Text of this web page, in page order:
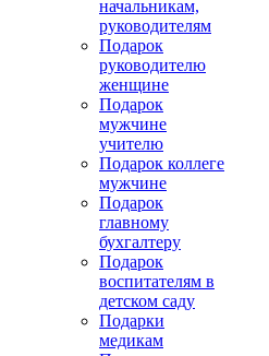
начальникам,
руководителям
Подарок
руководителю
женщине
Подарок
мужчине
учителю
Подарок коллеге
мужчине
Подарок
главному
бухгалтеру
Подарок
воспитателям в
детском саду
Подарки
медикам